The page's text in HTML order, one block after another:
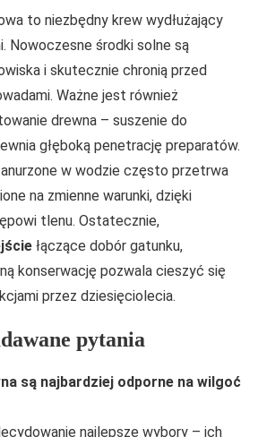
to niezbędny krew wydłużający
Nowoczesne środki solne są
i skutecznie chronią przed
Ważne jest również
drewna – suszenie do
głęboką penetrację preparatów.
w wodzie często przetrwa
na zmienne warunki, dzięki
tlenu. Ostatecznie,
łączące dobór gatunku,
konserwację pozwala cieszyć się
przez dziesięciolecia.
pytania
są najbardziej odporne na wilgoć
najlepsze wybory – ich